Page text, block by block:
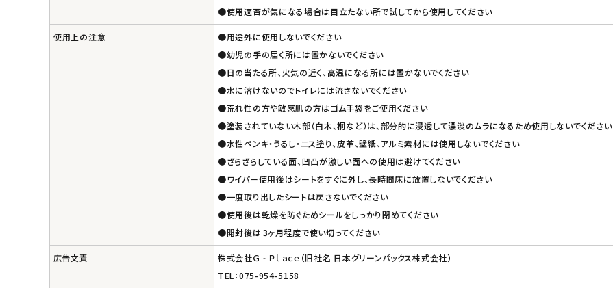
アカウント情報
ようこそ ゲスト 様
●使用適否が気になる場合は目立たない所で試してから使用してください
使用上の注意
●用途外に使用しないでください
●幼児の手の届く所には置かないでください
●日の当たる所、火気の近く、高温になる所には置かないでください
●水に溶けないのでトイレには流さないでください
●荒れ性の方や敏感肌の方はゴム手袋をご使用ください
●塗装されていない木部（白木、桐など）は、部分的に浸透して濃淡のムラになるため使用しないでください
●水性ペンキ・うるし・ニス塗り、皮革、壁紙、アルミ素材には使用しないでください
●ざらざらしている面、凹凸が激しい面への使用は避けてください
●ワイパー使用後はシートをすぐに外し、長時間床に放置しないでください
●一度取り出したシートは戻さないでください
●使用後は乾燥を防ぐためシールをしっかり閉めてください
●開封後は３ヶ月程度で使い切ってください
広告文責
株式会社Ｇ‐Ｐｌａｃｅ（旧社名 日本グリーンパックス株式会社）
TEL：075-954-5158